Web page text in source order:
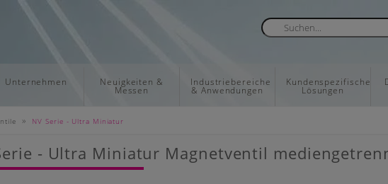
Unternehmen Neuigkeiten &
Messen
Industriebereiche
& Anwendungen
Kundenspezifische
Lösungen
» NV Serie - Ultra Miniatur
- Ultra Miniatur Magnetventil